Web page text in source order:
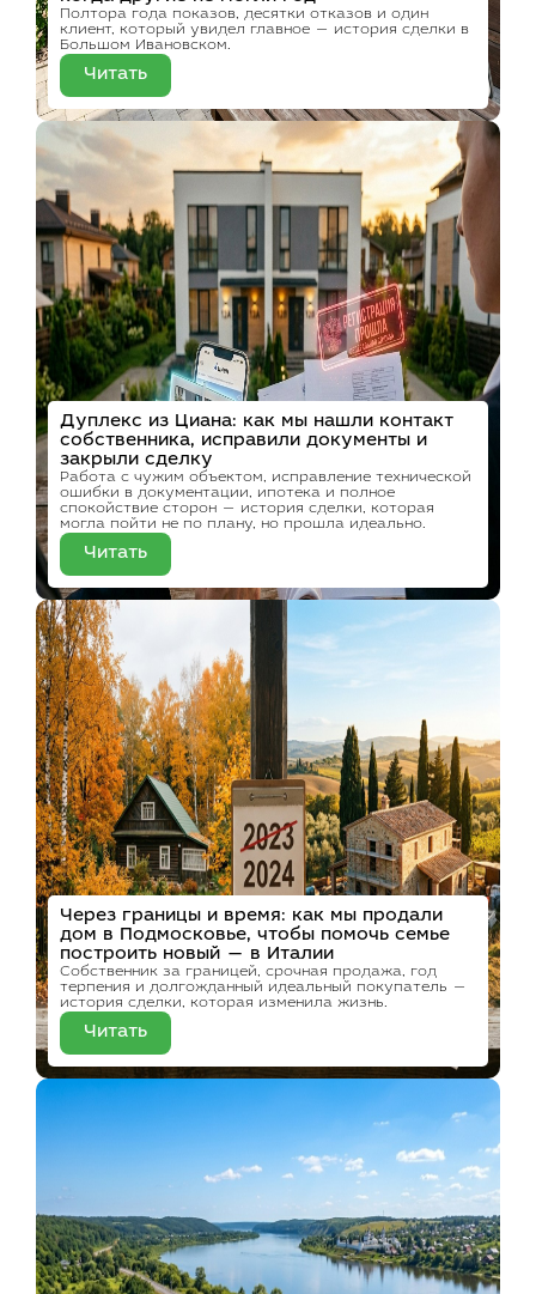
Полтора года показов, десятки отказов и один
клиент, который увидел главное — история сделки в
Большом Ивановском.
Читать
Дуплекс из Циана: как мы нашли контакт
собственника, исправили документы и
закрыли сделку
Работа с чужим объектом, исправление технической
ошибки в документации, ипотека и полное
спокойствие сторон — история сделки, которая
могла пойти не по плану, но прошла идеально.
Читать
Через границы и время: как мы продали
дом в Подмосковье, чтобы помочь семье
построить новый — в Италии
Собственник за границей, срочная продажа, год
терпения и долгожданный идеальный покупатель —
история сделки, которая изменила жизнь.
Читать